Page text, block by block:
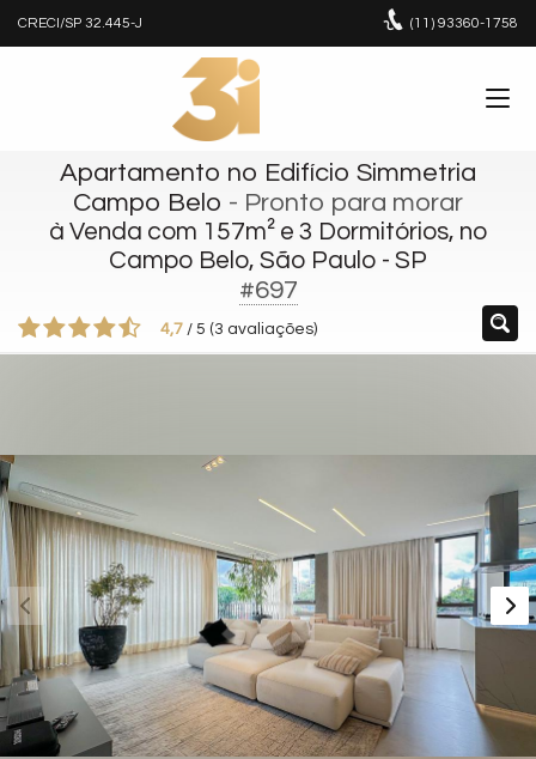
CRECI/SP 32.445-J (11) 93360-1758
Apartamento no Edifício Simmetria
Campo Belo - Pronto para morar
à Venda com 157m² e 3 Dormitórios, no
Campo Belo, São Paulo - SP
#697
4,7 / 5 (3 avaliações)